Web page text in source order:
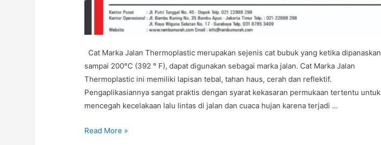
Cat Marka Jalan Thermoplastic merupakan sejenis cat bubuk yang ketika dipanaskan
sampai 200°C (392 ° F), dapat digunakan sebagai marka jalan. Cat Marka Jalan
Thermoplastic ini memiliki lapisan tebal, tahan haus, cerah dan reflektif.
Pengaplikasiannya sangat praktis dengan syarat kekasaran permukaan tertentu untuk
mencegah kecelakaan lalu lintas di jalan dan cuaca hujan karena terjadi …
Jual
Read More »